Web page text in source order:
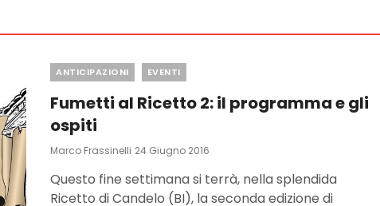
Categories
ANTICIPAZIONI EVENTI
Fumetti al Ricetto 2: il programma e gli
ospiti
Marco Frassinelli Posted
24 Giugno 2016
Questo fine settimana si terrà, nella splendida
Ricetto di Candelo (BI), la seconda edizione di